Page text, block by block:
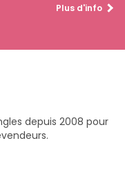
Plus d'info
depuis 2008 pour